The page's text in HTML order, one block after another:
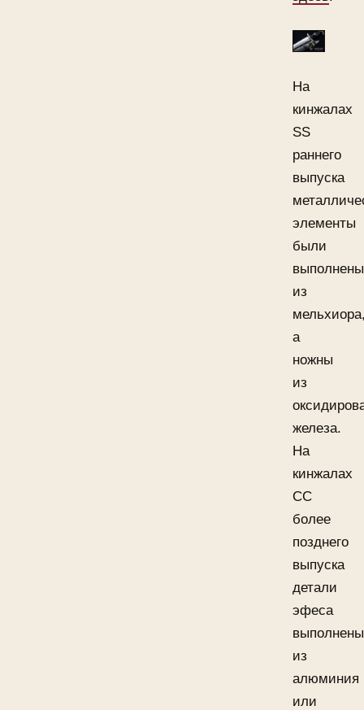
На
кинжалах
SS
раннего
выпуска
элементы
были
выполнены
из
а
ножны
из
железа.
На
кинжалах
СС
более
позднего
выпуска
детали
эфеса
выполнены
из
алюминия
или